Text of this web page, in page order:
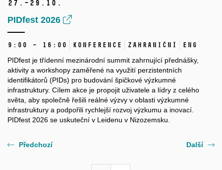
27.–29. 10.
PIDfest 2026
9:00 – 16:00 Konference Zahraniční ENG
PIDfest je třídenní mezinárodní summit zahrnující přednášky,
aktivity a workshopy zaměřené na využití perzistentních
identifikátorů (PIDs) pro budování špičkové výzkumné
infrastruktury. Cílem akce je propojit uživatele a lídry z celého
světa, aby společně řešili reálné výzvy v oblasti výzkumné
infrastruktury a podpořili rychlejší rozvoj výzkumu a inovací.
PIDfest 2026 se uskuteční v Leidenu v Nizozemsku.
Předchozí Další